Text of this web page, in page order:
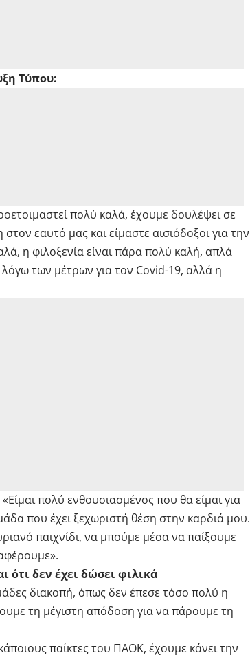
Τύπου:
πολύ καλά, έχουμε δουλέψει σε
εαυτό μας και είμαστε αισιόδοξοι για την
η φιλοξενία είναι πάρα πολύ καλή, απλά
των μέτρων για τον Covid-19, αλλά η
«Είμαι πολύ ενθουσιασμένος που θα είμαι για
που έχει ξεχωριστή θέση στην καρδιά μου.
παιχνίδι, να μπούμε μέσα να παίξουμε
ότι δεν έχει δώσει φιλικά
διακοπή, όπως δεν έπεσε τόσο πολύ η
τη μέγιστη απόδοση για να πάρουμε τη
παίκτες του ΠΑΟΚ, έχουμε κάνει την